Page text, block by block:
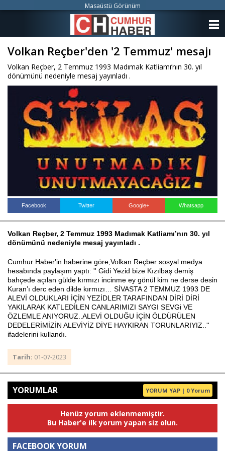
Volkan Reçber'den '2 Temmuz' mesajı
Volkan Reçber, 2 Temmuz 1993 Madımak Katliamı’nın 30. yıl
dönümünü nedeniyle mesaj yayınladı .
Facebook Twitter Google+ Whatsapp
Volkan Reçber, 2 Temmuz 1993 Madımak Katliamı’nın 30. yıl
dönümünü nedeniyle mesaj yayınladı .
Cumhur Haber'in haberine göre,Volkan Reçber sosyal medya
hesabında paylaşım yaptı: '' Gidi Yezid bize Kızılbaş demiş
bahçede açılan gülde kırmızı incinme ey gönül kim ne derse desin
Kuran’ı derc eden dilde kırmızı… SİVASTA 2 TEMMUZ 1993 DE
ALEVİ OLDUKLARI İÇİN YEZİDLER TARAFINDAN DİRİ DİRİ
YAKILARAK KATLEDİLEN CANLARIMIZI SAYGI SEVGi VE
ÖZLEMLE ANIYORUZ..ALEVİ OLDUĞU İÇİN ÖLDÜRÜLEN
DEDELERİMİZİN ALEVİYİZ DİYE HAYKIRAN TORUNLARIYIZ..''
ifadelerini kullandı.
Tarih: 01-07-2023
YORUMLAR YORUM YAP | 0 Yorum
Henüz yorum eklenmemiştir.
Bu Haber'e ilk yorum yapan siz olun.
FACEBOOK YORUM
Masaüstü Görünüm
KATEGORİLER
YAZARLAR
FOTO GALERİ
VİDEO GALERİ
KÜNYE
Haberin Doğru Adresi.